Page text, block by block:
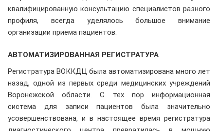
квалифицированную консультацию специалистов разного
профиля, всегда уделялось большое внимание
организации приема пациентов.
АВТОМАТИЗИРОВАННАЯ РЕГИСТРАТУРА
Регистратура ВОККДЦ была автоматизирована много лет
назад, одной из первых среди медицинских учреждений
Воронежской области. С тех пор информационная
система для записи пациентов была значительно
усовершенствована, и в настоящее время регистратура